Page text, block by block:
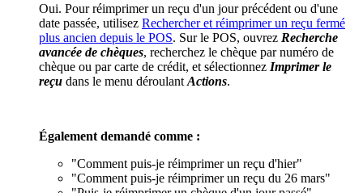
Oui. Pour réimprimer un reçu d'un jour précédent ou d'une
date passée, utilisez Rechercher et réimprimer un reçu fermé
plus ancien depuis le POS. Sur le POS, ouvrez Recherche
avancée de chèques, recherchez le chèque par numéro de
chèque ou par carte de crédit, et sélectionnez Imprimer le
reçu dans le menu déroulant Actions.
Également demandé comme :
"Comment puis-je réimprimer un reçu d'hier"
"Comment puis-je réimprimer un reçu du 26 mars"